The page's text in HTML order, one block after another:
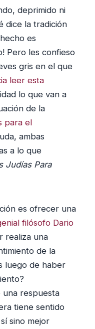
deprimido ni
dice la tradición
es
Pero les confieso
gris en el que
leer esta
lo que van a
de la
para el
ambas
a lo que
Judías Para
es ofrecer una
filósofo Dario
realiza una
de la
luego de haber
una respuesta
tiene sentido
sino mejor